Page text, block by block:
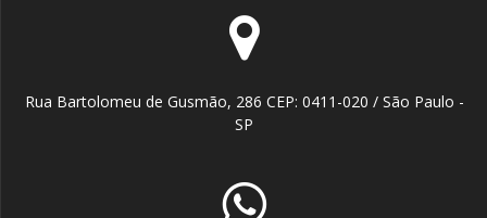
Rua Bartolomeu de Gusmão, 286 CEP: 0411-020 / São Paulo -
SP